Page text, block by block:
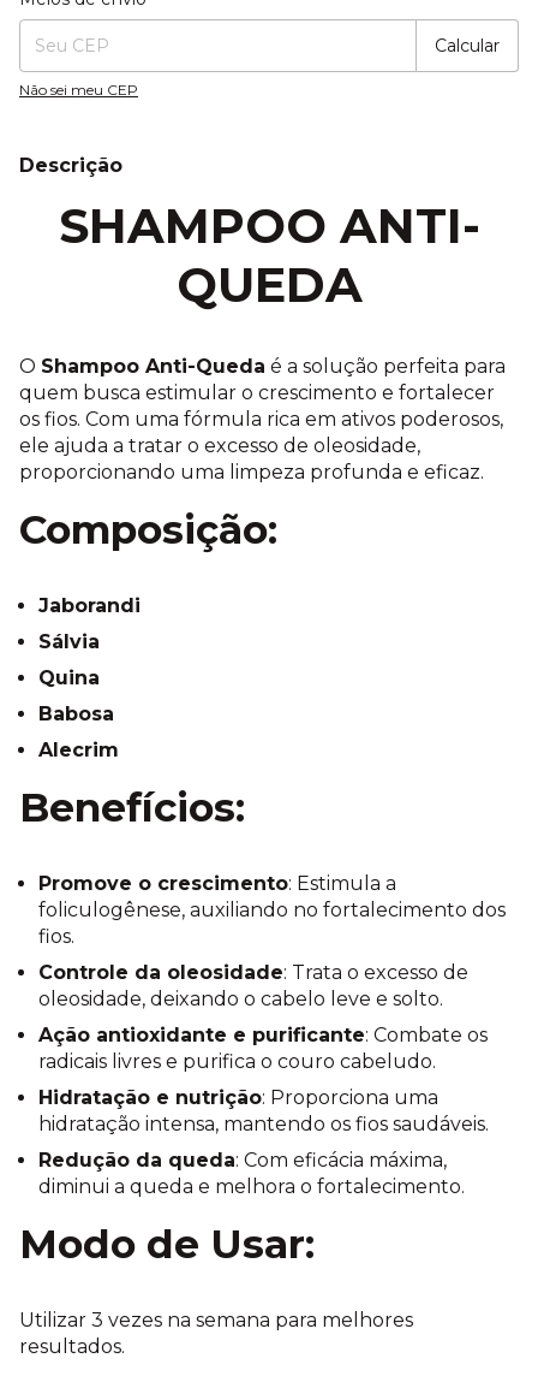
Calcular
Não sei meu CEP
Descrição
SHAMPOO ANTI-
QUEDA
O Shampoo Anti-Queda é a solução perfeita para
quem busca estimular o crescimento e fortalecer
os fios. Com uma fórmula rica em ativos poderosos,
ele ajuda a tratar o excesso de oleosidade,
proporcionando uma limpeza profunda e eficaz.
Composição:
Jaborandi
Sálvia
Quina
Babosa
Alecrim
Benefícios:
Promove o crescimento: Estimula a
foliculogênese, auxiliando no fortalecimento dos
fios.
Controle da oleosidade: Trata o excesso de
oleosidade, deixando o cabelo leve e solto.
Ação antioxidante e purificante: Combate os
radicais livres e purifica o couro cabeludo.
Hidratação e nutrição: Proporciona uma
hidratação intensa, mantendo os fios saudáveis.
Redução da queda: Com eficácia máxima,
diminui a queda e melhora o fortalecimento.
Modo de Usar:
Utilizar 3 vezes na semana para melhores
resultados.